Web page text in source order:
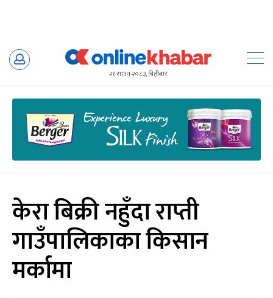
Skip
२१ साउन २०८३, बिहीबार
केरा बिक्री नहुँदा राप्ती
गाउँपालिकाका किसान
मर्कामा